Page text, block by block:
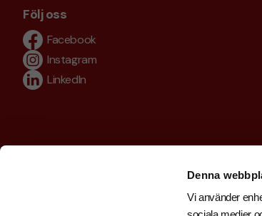
Denna
Vi använder
Följ oss
Facebook
Instagram
LinkedIn